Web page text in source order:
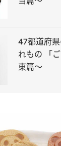
47都道府
れもの 「
東篇～